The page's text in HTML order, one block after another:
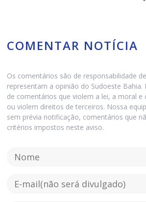
COMENTAR NOTÍCIA
Os comentários são de responsabilidade
representam a opinião do Sudoeste Bahia.
de comentários que violem a lei, a moral e
ou violem direitos de terceiros. Nossa
sem prévia notificação, comentários que
critérios impostos neste aviso.